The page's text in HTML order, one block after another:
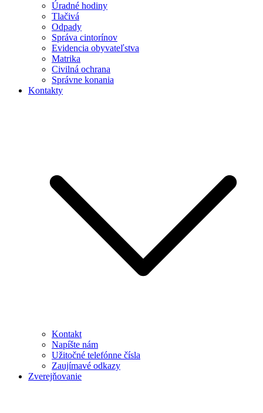
Úradné hodiny
Tlačivá
Odpady
Správa cintorínov
Evidencia obyvateľstva
Matrika
Civilná ochrana
Správne konania
Kontakty
Kontakt
Napíšte nám
Užitočné telefónne čísla
Zaujímavé odkazy
Zverejňovanie